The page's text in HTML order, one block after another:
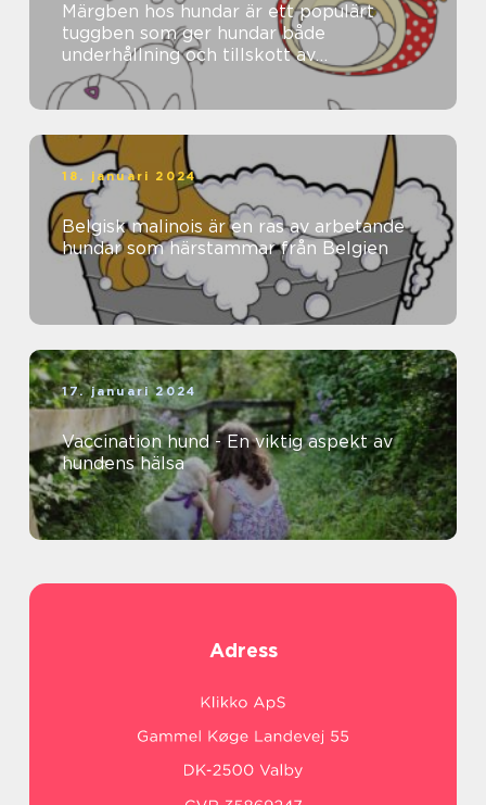
Märgben hos hundar är ett populärt
tuggben som ger hundar både
underhållning och tillskott av
näringsämnen
18. januari 2024
Belgisk malinois är en ras av arbetande
hundar som härstammar från Belgien
17. januari 2024
Vaccination hund - En viktig aspekt av
hundens hälsa
Adress